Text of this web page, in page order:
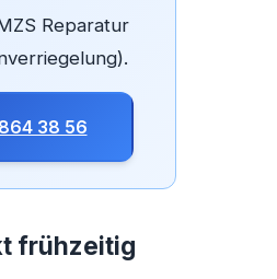
Reparatur
38 56
frühzeitig